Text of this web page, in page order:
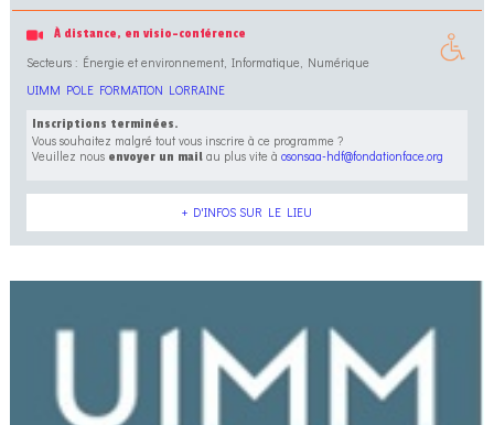
À distance, en visio-conférence
Secteurs : Énergie et environnement, Informatique, Numérique
UIMM POLE FORMATION LORRAINE
Inscriptions terminées.
Vous souhaitez malgré tout vous inscrire à ce programme ?
Veuillez nous envoyer un mailau plus vite à osonsaa-hdf@fondationface.org
+ D'INFOS SUR LE LIEU